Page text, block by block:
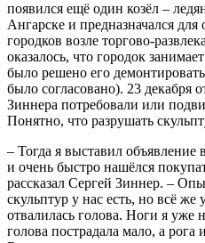
появился ещё один козёл –
Ангарске и предназначался
городков возле торгово-
оказалось, что городок
было решено его
было согласовано). 23 декабря
Зиннера потребовали или
Понятно, что разрушать
– Тогда я выставил объявление
и очень быстро нашёлся
рассказал Сергей Зиннер. –
скульптур у нас есть, но всё же
отвалилась голова. Ноги я уже
голова пострадала мало, а